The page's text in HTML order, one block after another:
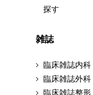
探す
雑誌
臨床雑誌内科
臨床雑誌外科
臨床雑誌整形